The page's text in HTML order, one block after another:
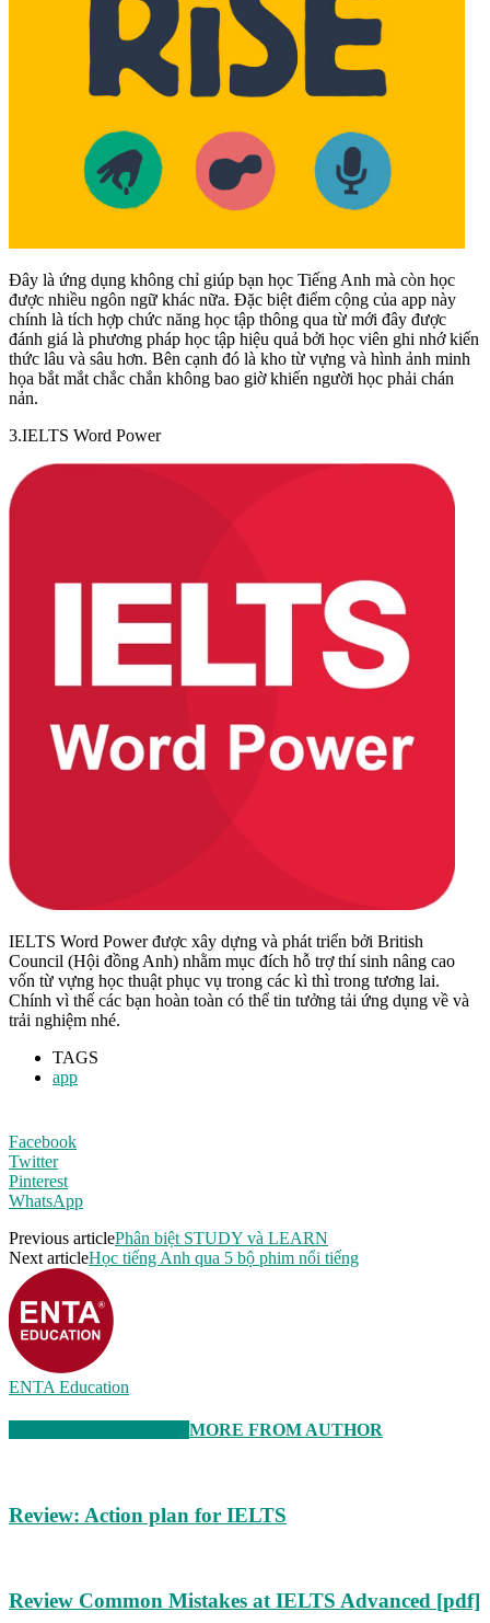
Đây là ứng dụng không chỉ giúp bạn học Tiếng Anh mà còn học
được nhiều ngôn ngữ khác nữa. Đặc biệt điểm cộng của app này
chính là tích hợp chức năng học tập thông qua từ mới đây được
đánh giá là phương pháp học tập hiệu quả bởi học viên ghi nhớ kiến
thức lâu và sâu hơn. Bên cạnh đó là kho từ vựng và hình ảnh minh
họa bắt mắt chắc chắn không bao giờ khiến người học phải chán
nản.
3.IELTS Word Power
IELTS Word Power được xây dựng và phát triển bởi British
Council (Hội đồng Anh) nhằm mục đích hỗ trợ thí sinh nâng cao
vốn từ vựng học thuật phục vụ trong các kì thì trong tương lai.
Chính vì thế các bạn hoàn toàn có thể tin tưởng tải ứng dụng về và
trải nghiệm nhé.
TAGS
app
Facebook
Twitter
Pinterest
WhatsApp
Previous articlePhân biệt STUDY và LEARN
Next articleHọc tiếng Anh qua 5 bộ phim nổi tiếng
ENTA Education
MORE FROM AUTHOR
Review: Action plan for IELTS
Review Common Mistakes at IELTS Advanced [pdf]